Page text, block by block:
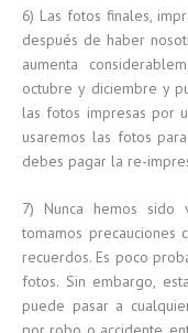
6) Las fotos finales,
después de haber
aumenta
octubre y diciembre y
las fotos impresas por
usaremos las fotos
debes pagar la re-
7) Nunca hemos sido
tomamos precauciones
recuerdos. Es poco
fotos. Sin embargo,
puede pasar a